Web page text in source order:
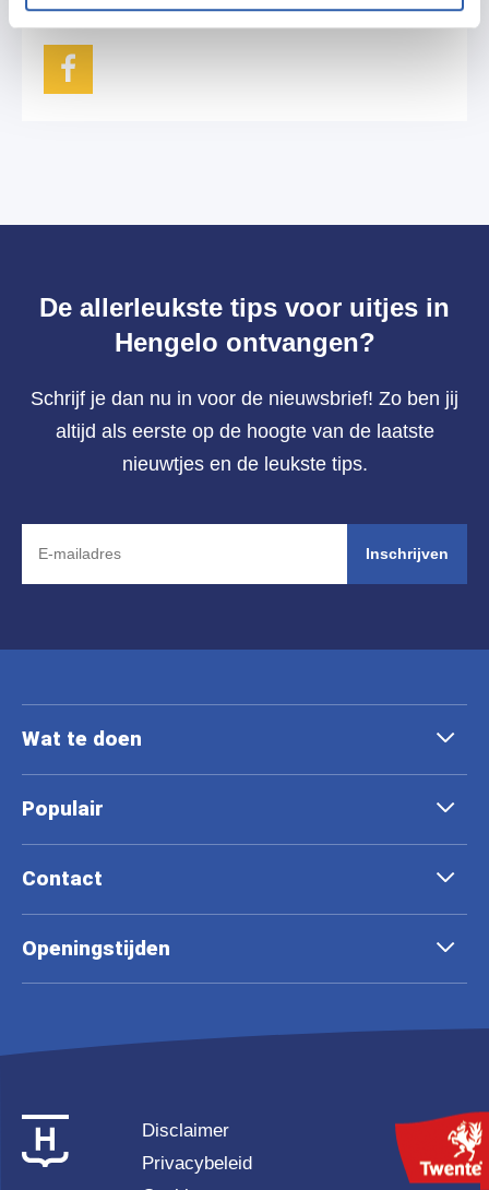
De allerleukste tips voor uitjes in
Hengelo ontvangen?
Schrijf je dan nu in voor de nieuwsbrief! Zo ben jij
altijd als eerste op de hoogte van de laatste
nieuwtjes en de leukste tips.
Inschrijven
Wat te doen
Populair
Contact
Openingstijden
Disclaimer
Privacybeleid